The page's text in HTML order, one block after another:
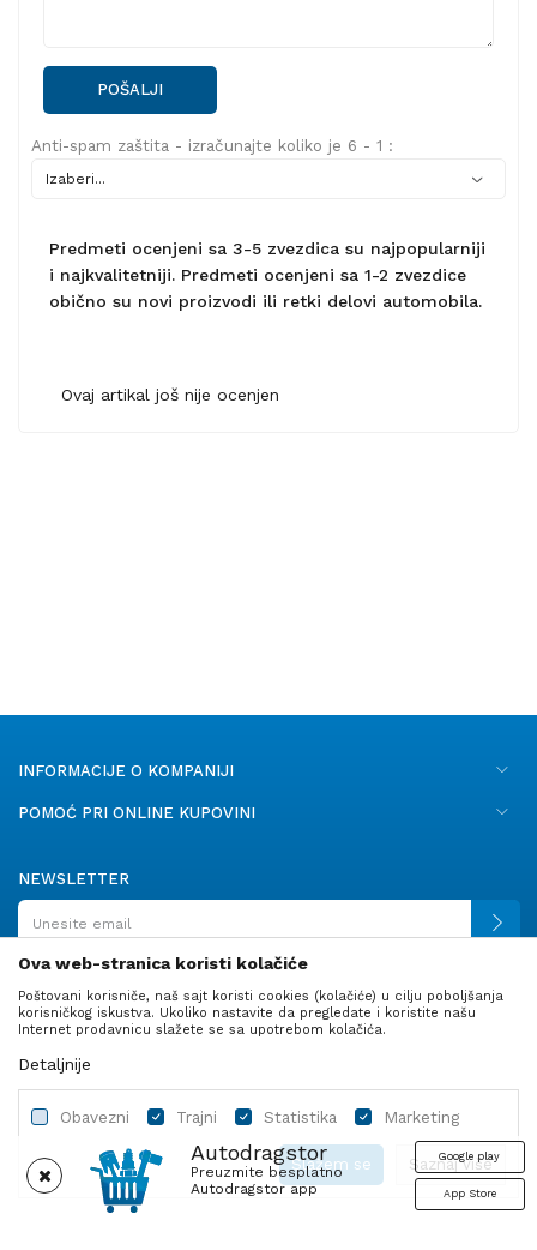
Autodragstor
Preuzmite besplatno
Autodragstor app
Google play
App Store
POŠALJI
Anti-spam zaštita - izračunajte koliko je 6 - 1 :
Predmeti ocenjeni sa 3-5 zvezdica su najpopularniji
i najkvalitetniji. Predmeti ocenjeni sa 1-2 zvezdice
obično su novi proizvodi ili retki delovi automobila.
Ovaj artikal još nije ocenjen
INFORMACIJE O KOMPANIJI
POMOĆ PRI ONLINE KUPOVINI
NEWSLETTER
PRATITE NAS
Autodelovi Ulje i tečnosti
Ova web-stranica koristi kolačiće
Poštovani korisniče, naš sajt koristi cookies (kolačiće) u cilju poboljšanja
korisničkog iskustva. Ukoliko nastavite da pregledate i koristite našu
Internet prodavnicu slažete se sa upotrebom kolačića.
Detaljnije
Obavezni Trajni Statistika Marketing
Saznaj više
Slažem se